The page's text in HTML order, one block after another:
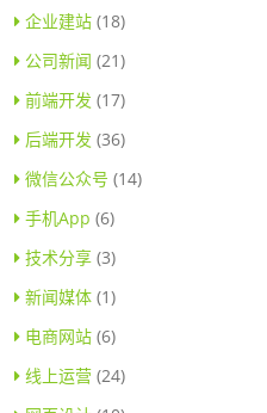
企业建站(18)
公司新闻 (21)
前端开发 (17)
后端开发 (36)
微信公众号 (14)
手机App (6)
技术分享(3)
新闻媒体(1)
电商网站(6)
线上运营(24)